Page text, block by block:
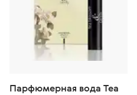
Парфюмерная вода Tea